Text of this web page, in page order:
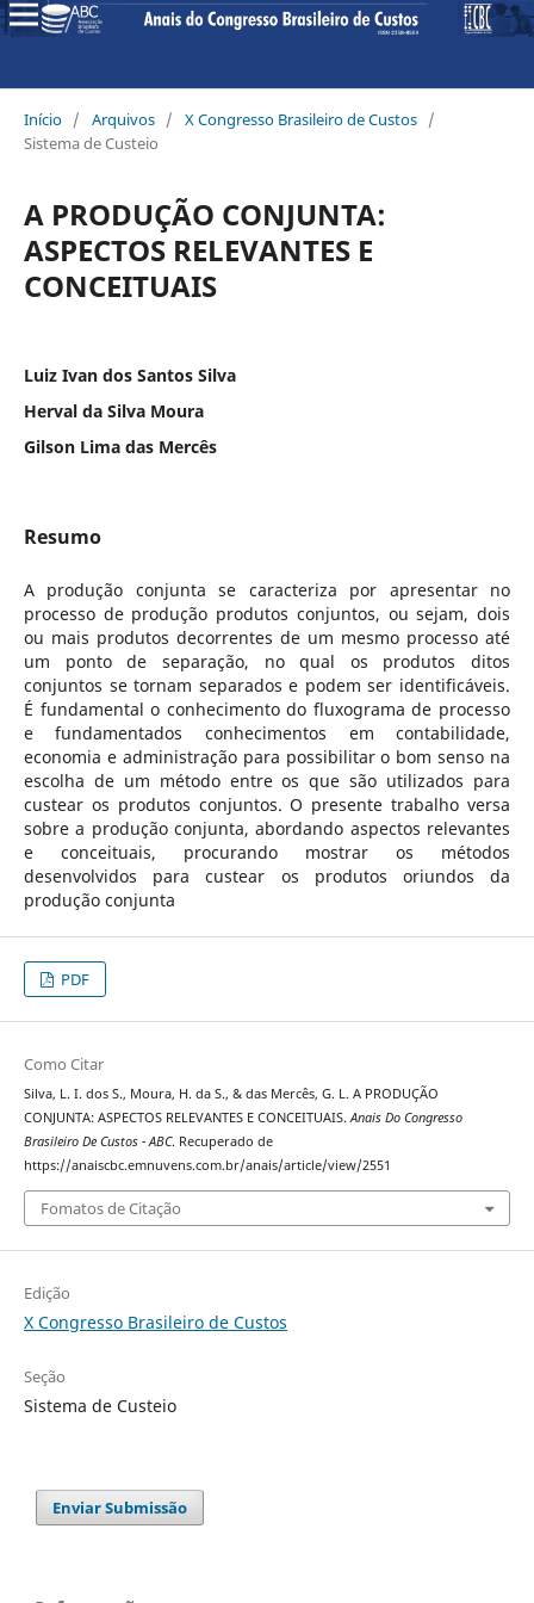
Início / Arquivos / X Congresso Brasileiro de Custos /
Sistema de Custeio
A PRODUÇÃO CONJUNTA:
ASPECTOS RELEVANTES E
CONCEITUAIS
Luiz Ivan dos Santos Silva
Herval da Silva Moura
Gilson Lima das Mercês
Resumo
A produção conjunta se caracteriza por apresentar no
processo de produção produtos conjuntos, ou sejam, dois
ou mais produtos decorrentes de um mesmo processo até
um ponto de separação, no qual os produtos ditos
conjuntos se tornam separados e podem ser identificáveis.
É fundamental o conhecimento do fluxograma de processo
e fundamentados conhecimentos em contabilidade,
economia e administração para possibilitar o bom senso na
escolha de um método entre os que são utilizados para
custear os produtos conjuntos. O presente trabalho versa
sobre a produção conjunta, abordando aspectos relevantes
e conceituais, procurando mostrar os métodos
desenvolvidos para custear os produtos oriundos da
produção conjunta
PDF
Como Citar
Silva, L. I. dos S., Moura, H. da S., & das Mercês, G. L. A PRODUÇÃO
CONJUNTA: ASPECTOS RELEVANTES E CONCEITUAIS.Anais Do Congresso
Brasileiro De Custos - ABC. Recuperado de
https://anaiscbc.emnuvens.com.br/anais/article/view/2551
Fomatos de Citação
Edição
X Congresso Brasileiro de Custos
Seção
Sistema de Custeio
Enviar Submissão